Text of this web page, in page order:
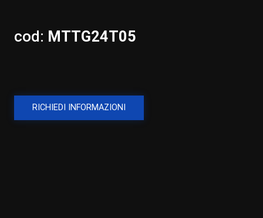
cod: MTTG24T05
RICHIEDI INFORMAZIONI